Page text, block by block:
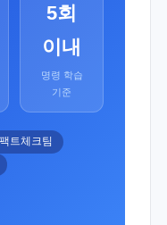
5회
이내
명령 학습
기준
트체크팀